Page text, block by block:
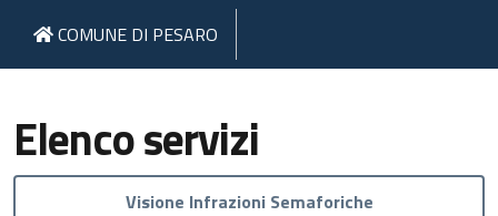
COMUNE DI PESARO
Elenco servizi
Visione Infrazioni Semaforiche